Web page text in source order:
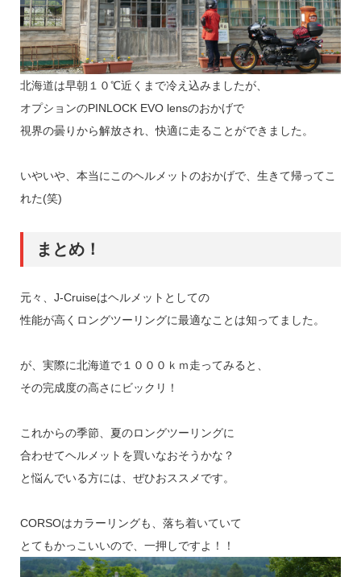
北海道は早朝１０℃近くまで冷え込みましたが、
オプションのPINLOCK EVO lensのおかげで
視界の曇りから解放され、快適に走ることができました。
いやいや、本当にこのヘルメットのおかげで、生きて帰ってこ
れた(笑)
まとめ！
元々、J-Cruiseはヘルメットとしての
性能が高くロングツーリングに最適なことは知ってました。
が、実際に北海道で１０００ｋｍ走ってみると、
その完成度の高さにビックリ！
これからの季節、夏のロングツーリングに
合わせてヘルメットを買いなおそうかな？
と悩んでいる方には、ぜひおススメです。
CORSOはカラーリングも、落ち着いていて
とてもかっこいいので、一押しですよ！！